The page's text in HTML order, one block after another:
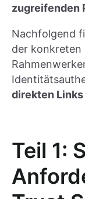
zugreifenden
Nachfolgend
der konkreten
direkten
Teil 1: